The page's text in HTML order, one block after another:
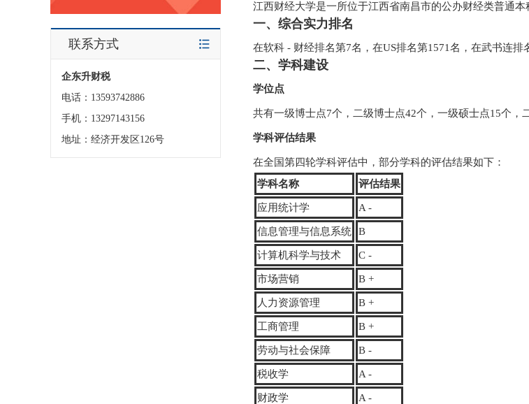
联系方式
企东升财税
电话：13593742886
手机：13297143156
地址：经济开发区126号
江西财经大学是一所位于江西省南昌市的公办财经类普通
一、综合实力排名
在软科 - 财经排名第7名，在US排名第1571名，在武书连
二、学科建设
学位点
共有一级博士点7个，二级博士点42个，一级硕士点15个，
学科评估结果
在全国第四轮学科评估中，部分学科的评估结果如下：
学科名称
评估结果
应用统计学 A -
信息管理与信息系统 B
计算机科学与技术 C -
市场营销 B +
人力资源管理 B +
工商管理 B +
劳动与社会保障 B -
税收学 A -
财政学 A -